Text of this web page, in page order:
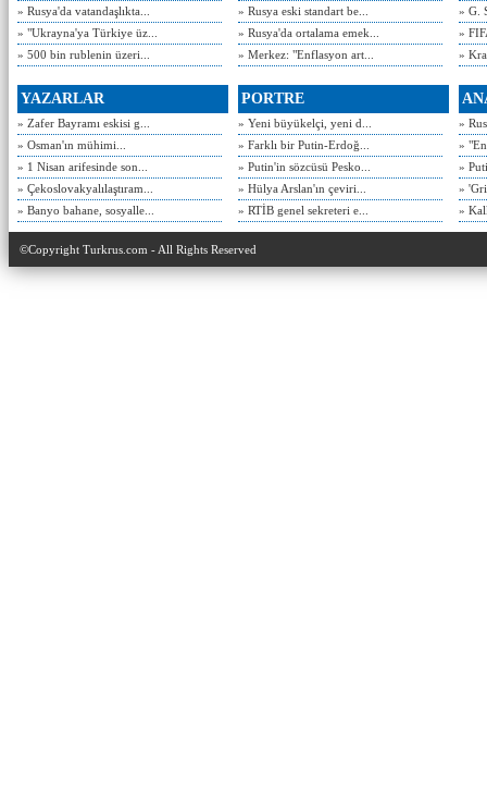
» Rusya'da vatandaşlıkta...
» "Ukrayna'ya Türkiye üz...
» 500 bin rublenin üzeri...
» Rusya eski standart be...
» Rusya'da ortalama emek...
» Merkez: "Enflasyon art...
» G.
»
»
YAZARLAR
» Zafer Bayramı eskisi g...
» Osman'ın mühimi...
» 1 Nisan arifesinde son...
» Çekoslovakyalılaştıram...
» Banyo bahane, sosyalle...
PORTRE
» Yeni büyükelçi, yeni d...
» Farklı bir Putin-Erdoğ...
» Putin'in sözcüsü Pesko...
» Hülya Arslan'ın çeviri...
» RTİB genel sekreteri e...
»
»
»
»
»
©Copyright Turkrus.com - All Rights Reserved